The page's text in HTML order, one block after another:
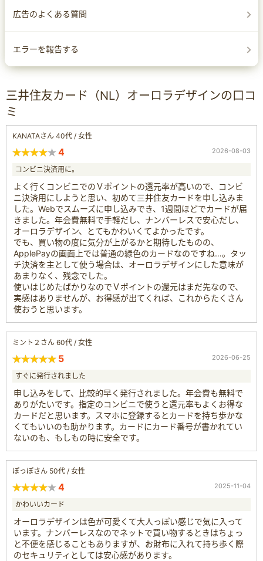
広告のよくある質問
エラーを報告する
三井住友カード（NL）オーロラデザインの口コ
ミ
KANATAさん 40代 / 女性
4 2026-08-03
コンビニ決済用に。
よく行くコンビニでのＶポイントの還元率が高いので、コンビ
ニ決済用にしようと思い、初めて三井住友カードを申し込みま
した。Webでスムーズに申し込みでき、1週間ほどでカードが届
きました。年会費無料で手軽だし、ナンバーレスで安心だし、
オーロラデザイン、とてもかわいくてよかったです。
でも、買い物の度に気分が上がるかと期待したものの、
ApplePayの画面上では普通の緑色のカードなのですね…。タッ
チ決済を主として使う場合は、オーロラデザインにした意味が
あまりなく、残念でした。
使いはじめたばかりなのでＶポイントの還元はまだ先なので、
実感はありませんが、お得感が出てくれば、これからたくさん
使おうと思います。
ミント２さん 60代 / 女性
5 2026-06-25
すぐに発行されました
申し込みをして、比較的早く発行されました。年会費も無料で
ありがたいです。指定のコンビニで使うと還元率もよくお得な
カードだと思います。スマホに登録するとカードを持ち歩かな
くてもいいのも助かります。カードにカード番号が書かれてい
ないのも、もしもの時に安全です。
ぽっぽさん 50代 / 女性
4 2025-11-04
かわいいカード
オーロラデザインは色が可愛くて大人っぽい感じで気に入って
います。ナンバーレスなのでネットで買い物するときはちょっ
と不便を感じることもありますが、お財布に入れて持ち歩く際
のセキュリティとしては安心感があります。